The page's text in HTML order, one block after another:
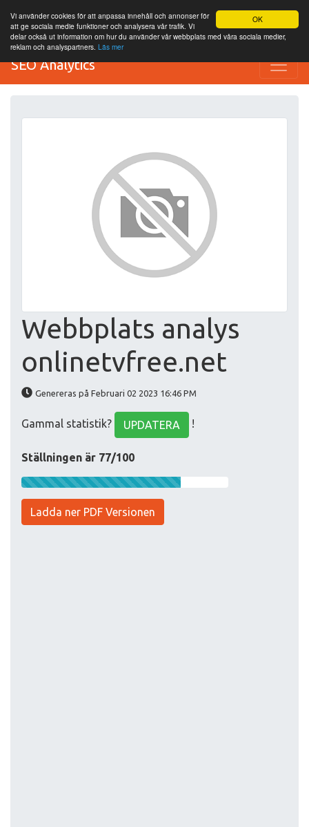
OK
Vi använder cookies för att anpassa innehåll och annonser för
att ge sociala medie funktioner och analysera vår trafik. Vi
delar också ut information om hur du använder vår webbplats med våra sociala medier,
reklam och analyspartners. Läs mer
SEO Analytics
Webbplats analys
onlinetvfree.net
Genereras på Februari 02 2023 16:46 PM
Gammal statistik? UPDATERA !
Ställningen är 77/100
Ladda ner PDF Versionen